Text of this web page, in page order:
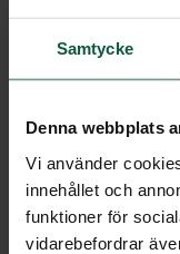
Samtycke
Denna webbplats
Vi använder
innehållet och
funktioner för
vidarebefordrar
Allt innehåll på
begränsat till
bilder, videor,
licensierat till
begränsat till
och